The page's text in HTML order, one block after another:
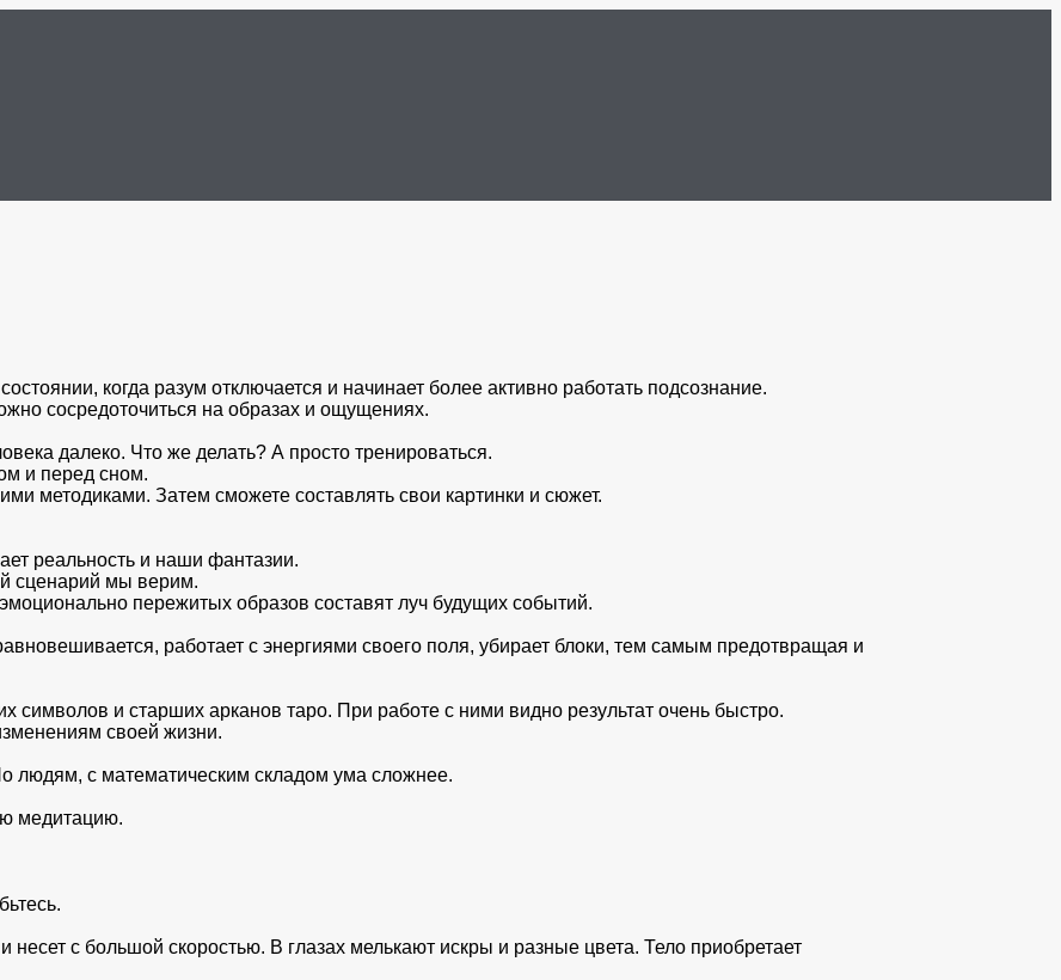
когда разум отключается и начинает более активно работать подсознание.
сосредоточиться на образах и ощущениях.
далеко. Что же делать? А просто тренироваться.
и перед сном.
методиками. Затем сможете составлять свои картинки и сюжет.
реальность и наши фантазии.
сценарий мы верим.
пережитых образов составят луч будущих событий.
работает с энергиями своего поля, убирает блоки, тем самым предотвращая и
символов и старших арканов таро. При работе с ними видно результат очень быстро.
своей жизни.
людям, с математическим складом ума сложнее.
медитацию.
несет с большой скоростью. В глазах мелькают искры и разные цвета. Тело приобретает